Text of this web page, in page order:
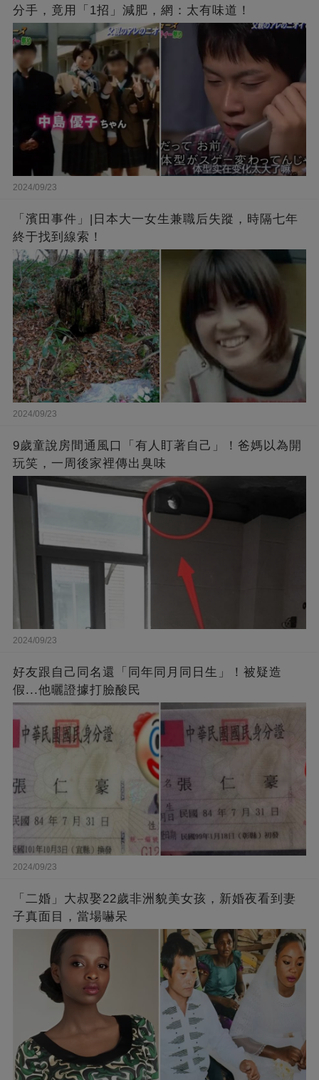
分手，竟用「1招」減肥，網：太有味道！
2024/09/23
「濱田事件」|日本大一女生兼職后失蹤，時隔七年
終于找到線索！
2024/09/23
9歲童說房間通風口「有人盯著自己」！爸媽以為開
玩笑，一周後家裡傳出臭味
2024/09/23
好友跟自己同名還「同年同月同日生」！被疑造
假...他曬證據打臉酸民
2024/09/23
「二婚」大叔娶22歲非洲貌美女孩，新婚夜看到妻
子真面目，當場嚇呆